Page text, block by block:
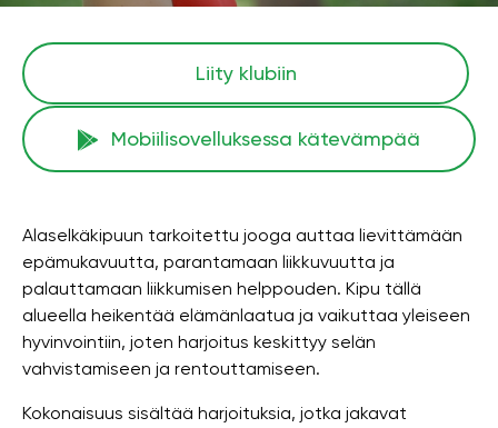
Liity klubiin
Mobiilisovelluksessa kätevämpää
Alaselkäkipuun tarkoitettu jooga auttaa lievittämään
epämukavuutta, parantamaan liikkuvuutta ja
palauttamaan liikkumisen helppouden. Kipu tällä
alueella heikentää elämänlaatua ja vaikuttaa yleiseen
hyvinvointiin, joten harjoitus keskittyy selän
vahvistamiseen ja rentouttamiseen.
Kokonaisuus sisältää harjoituksia, jotka jakavat